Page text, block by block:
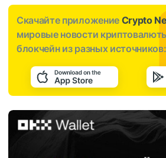
Скачайте приложение Crypto
мировые новости
блокчейн из разных источников: